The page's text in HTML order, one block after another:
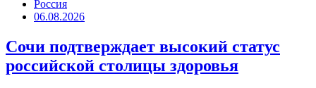
Россия
06.08.2026
Сочи подтверждает высокий статус
российской столицы здоровья